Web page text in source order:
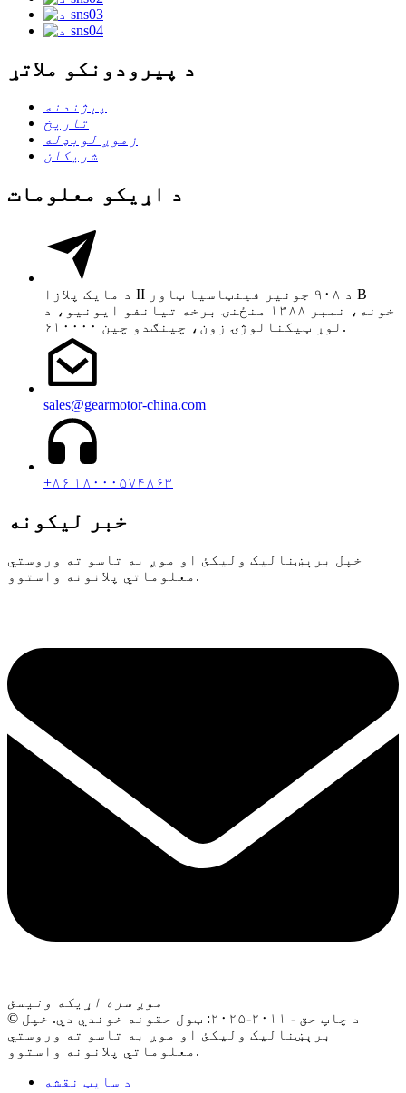
د پیرودونکو ملاتړ
پېژندنه
تاریخ
زموږ لوبډله
شریکان
د اړیکو معلومات
د مایک پلازا II د ۹۰۸ جونیر فینټاسیا ټاور B
خونه، نمبر ۱۳۸۸ منځنۍ برخه تیانفو ایونیو، د
لوړ ټیکنالوژۍ زون، چینګدو چین ۶۱۰۰۰۰.
sales@gearmotor-china.com
+۸۶ ۱۸۰۰۰۵۷۴۸۶۳
خبر لیکونه
خپل برېښنالیک ولیکئ او موږ به تاسو ته وروستي
معلوماتي پلانونه واستوو.
موږ سره اړیکه ونیسئ
© د چاپ حق - ۲۰۱۱-۲۰۲۵: ټول حقونه خوندي دي. خپل
برېښنالیک ولیکئ او موږ به تاسو ته وروستي
معلوماتي پلانونه واستوو.
د سایټ نقشه